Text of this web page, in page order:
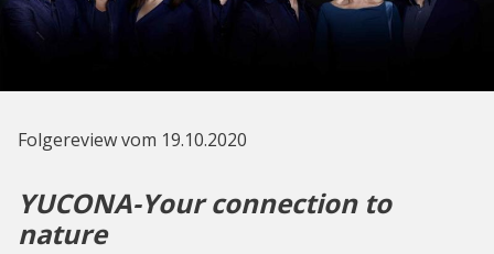
Folgereview vom 19.10.2020
YUCONA-Your connection to
nature